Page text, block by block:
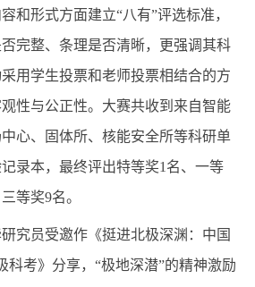
和形式方面建立“八有”评选标准，
完整、条理是否清晰，更强调其科
用学生投票和老师投票相结合的方
性与公正性。 大赛共收到来自智能
心、固体所、核能安全所等科研单
录本，最终评出特等奖1 名、一等
等奖9名。
究员受邀作《挺进北极深渊：中国
科考》分享，“极地深潜”的精神激励